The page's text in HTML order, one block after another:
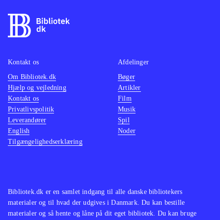
som søm i en dåse, og det suppleres
af en underlig malplaceret pompøs
man kan spille op til 4 sammen,
hvilket fungerer fint, og at spillet kan
spilles både med den almindelige
controller og med Playstation move
Spillet minder i både gameplay og
genre om Time crisis - razing storm,
der dog trods en tynd historie og
ikke får i Heavy fire - Afghanistan .
Måske kan spillet fungere som
Bibliotek.dk er en samlet indgang til alle danske bibliotekers
materialer og til hvad der udgives i Danmark. Du kan bestille
materialer og så hente og låne på dit eget bibliotek. Du kan bruge
Kontakt os
Om Bibliotek.dk
Hjælp og vejledning
Kontakt os
Privatlivspolitik
Leverandører
English
Tilgængelighedserklæring
Afdelinger
Bøger
Artikler
Film
Musik
Spil
Noder